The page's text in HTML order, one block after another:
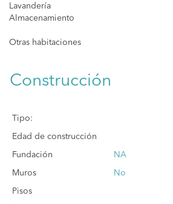
Lavandería
Almacenamiento
Otras habitaciones
Construcción
Tipo:
Edad de construcción
Fundación NA
Muros No
Pisos